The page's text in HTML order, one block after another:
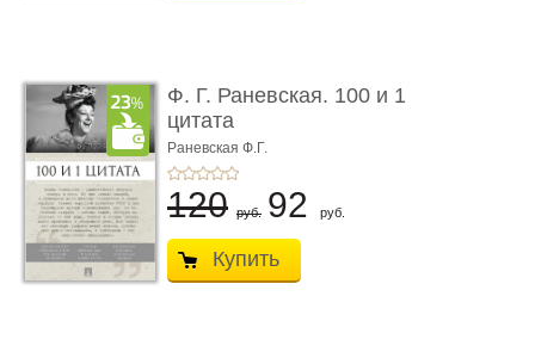
Ф. Г. Раневская. 100 и 1
цитата
Раневская Ф.Г.
120 руб. 92 руб.
Купить